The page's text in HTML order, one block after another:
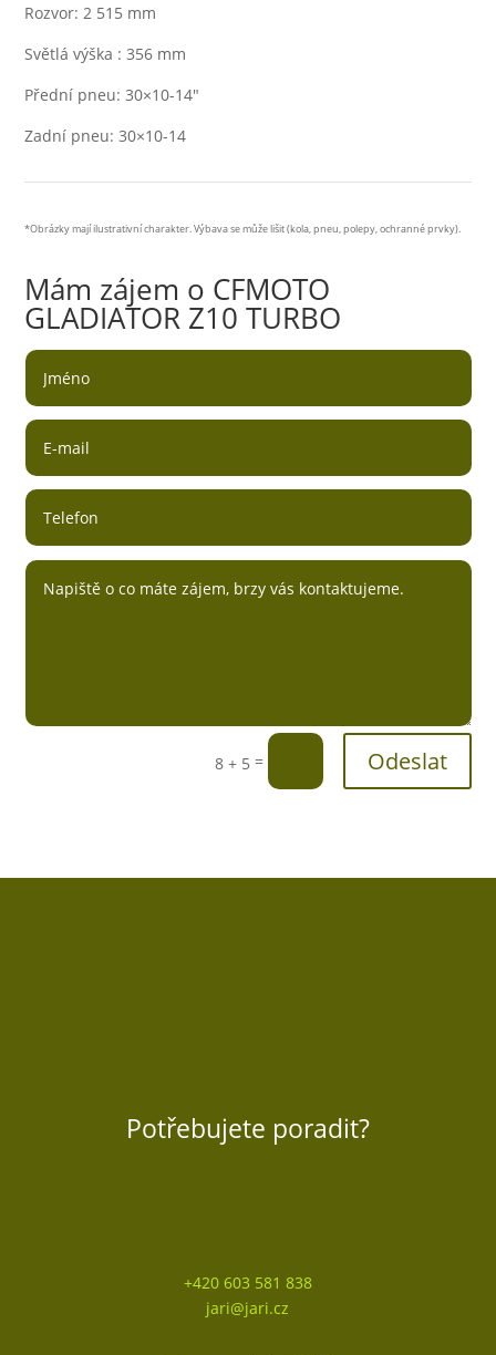
Rozvor: 2 515 mm
Světlá výška : 356 mm
Přední pneu: 30×10-14″
Zadní pneu: 30×10-14
*Obrázky mají ilustrativní charakter. Výbava se může lišit (kola, pneu, polepy, ochranné prvky).
Mám zájem o CFMOTO
GLADIATOR Z10 TURBO
8 + 5 = Odeslat
Potřebujete poradit?
+420 603 581 838
jari@jari.cz